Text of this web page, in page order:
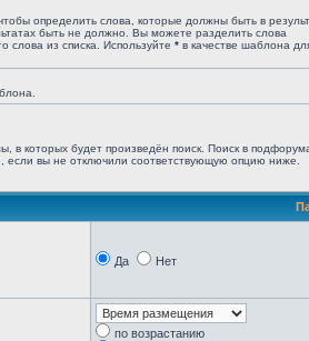
чтобы определить слова, которые должны быть в
быть не должно. Вы можете разделить слова
слова из списка. Используйте * в качестве шаблона
которых будет произведён поиск. Поиск в
если вы не отключили соответствующую опцию ниже.
Да Нет
по возрастанию